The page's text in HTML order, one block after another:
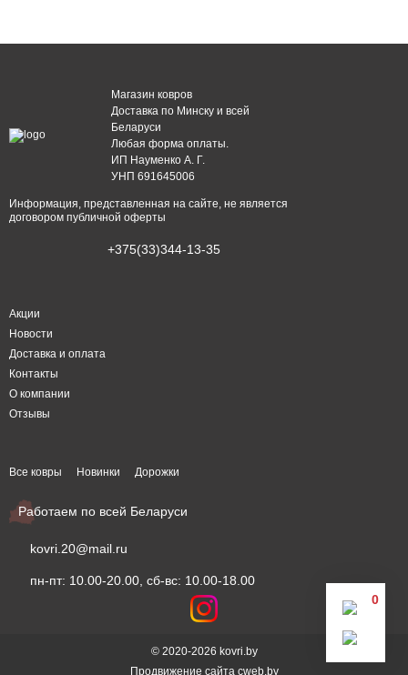
0
Магазин ковров
Доставка по Минску и всей
Беларуси
Любая форма оплаты.
ИП Науменко А. Г.
УНП 691645006
Информация, представленная на сайте, не является
договором публичной оферты
+375(33)344-13-35
Акции
Новости
Доставка и оплата
Контакты
О компании
Отзывы
Все ковры Новинки Дорожки
Работаем по всей Беларуси
kovri.20@mail.ru
пн-пт: 10.00-20.00, сб-вс: 10.00-18.00
© 2020-2026 kovri.by
Продвижение сайта cweb.by